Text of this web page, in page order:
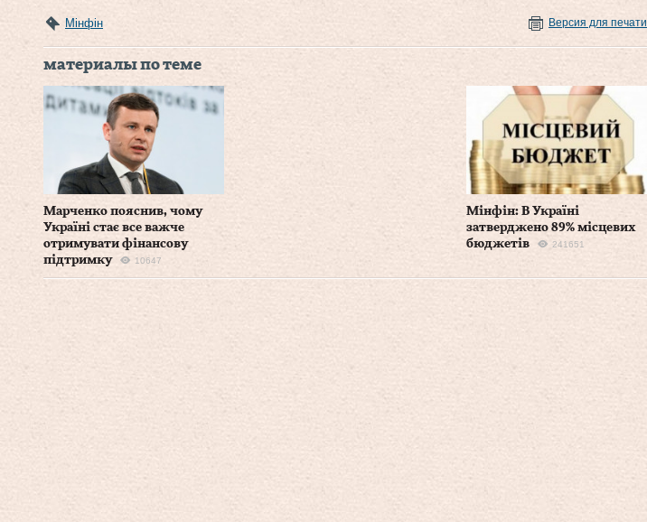
Мінфін Версия для печати
материалы по теме
Марченко пояснив, чому
Україні стає все важче
отримувати фінансову
підтримку
10647
Мінфін: В Україні
затверджено 89% місцевих
бюджетів
241651